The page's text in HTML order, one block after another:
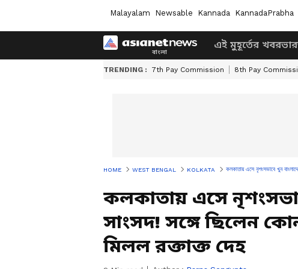
Malayalam Newsable Kannada KannadaPrabha
এই মুহূর্তের খবর
TRENDING : 7th Pay Commission 8th Pay
HOME WEST BENGAL KOLKATA কলকাতায় এসে নৃশংসভাবে খুন
কলকাতায় এসে
সাংসদ! সঙ্গে ছিলেন
মিলল রক্তাক্ত দেহ